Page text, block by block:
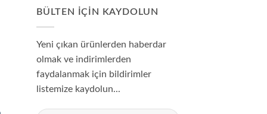
BÜLTEN IÇIN KAYDOLUN
Yeni çıkan ürünlerden haberdar
olmak ve indirimlerden
faydalanmak için bildirimler
listemize kaydolun...